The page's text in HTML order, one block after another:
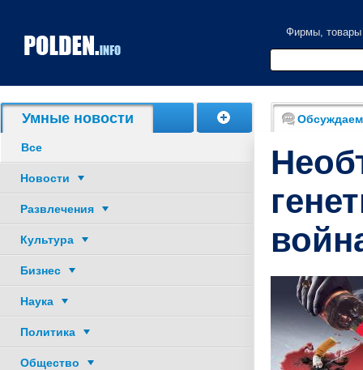
Фирмы, товары
Умные новости
Все
Новости
Развлечения
Культура
Бизнес
Наука
Политика
Общество
Обсуждаем